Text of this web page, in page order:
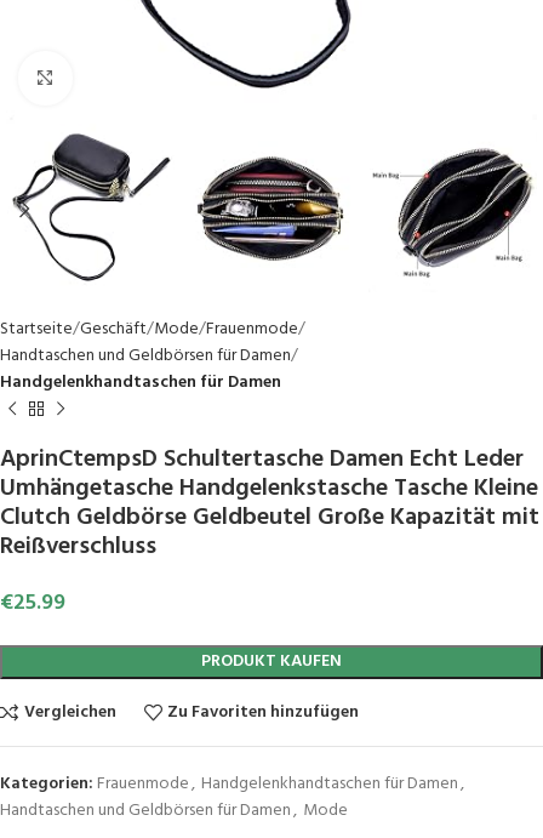
Startseite Geschäft Mode Frauenmode
Handtaschen und Geldbörsen für Damen
Handgelenkhandtaschen für Damen
AprinCtempsD Schultertasche Damen Echt Leder
Umhängetasche Handgelenkstasche Tasche Kleine
Clutch Geldbörse Geldbeutel Große Kapazität mit
Reißverschluss
€25.99
PRODUKT KAUFEN
Vergleichen
Zu Favoriten hinzufügen
Kategorien: Frauenmode, Handgelenkhandtaschen für Damen,
Handtaschen und Geldbörsen für Damen, Mode